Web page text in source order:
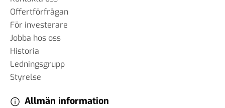
Offertförfrågan
För investerare
Jobba hos oss
Historia
Ledningsgrupp
Styrelse
Allmän information